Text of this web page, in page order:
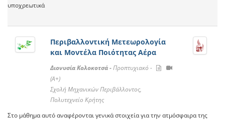
υποχρεωτικά
Περιβαλλοντική Μετεωρολογία
και Μοντέλα Ποιότητας Αέρα
Διονυσία Κολοκοτσά -Προπτυχιακό -
(A+)
Σχολή Μηχανικών Περιβάλλοντος,
Πολυτεχνείο Κρήτης
Στο μάθημα αυτό αναφέρονται γενικά στοιχεία για την ατμόσφαιρα της